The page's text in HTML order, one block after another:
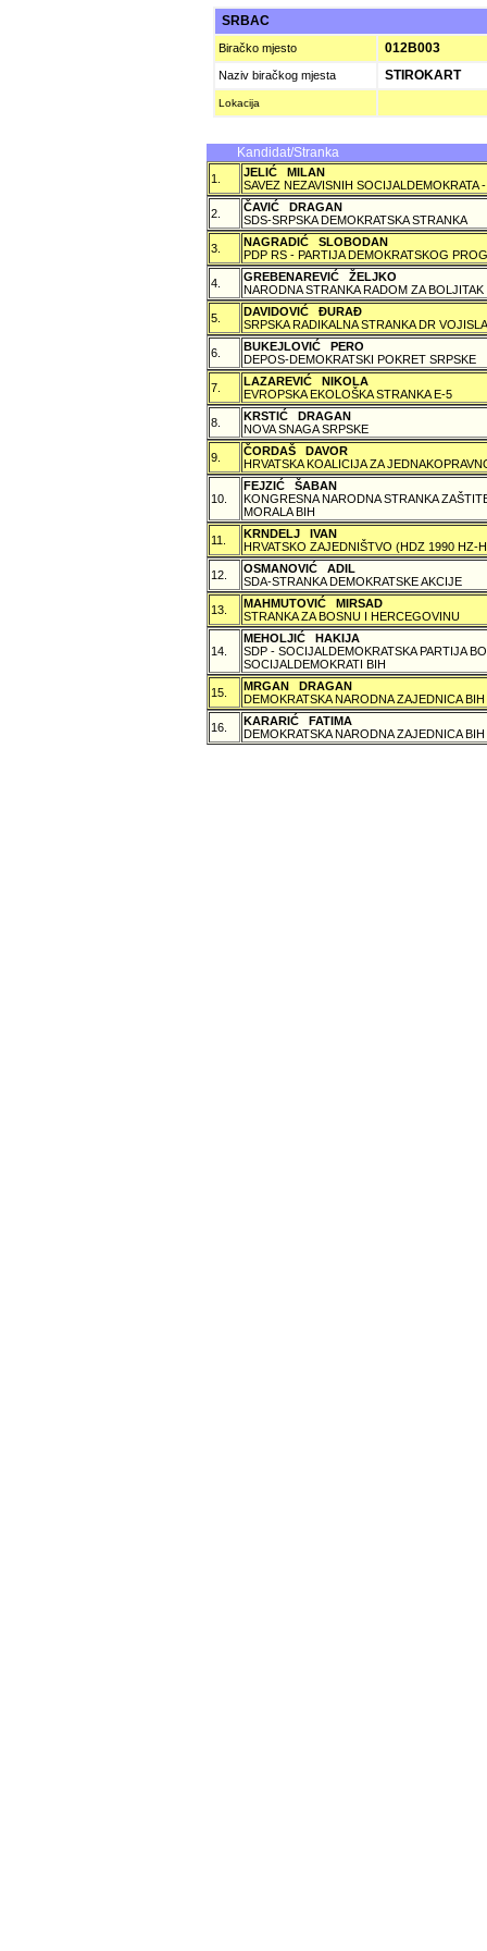
SRBAC
Biračko mjesto 012B003
Naziv biračkog mjesta STIROKART
Lokacija
Kandidat/Stranka
1.
JELIĆ MILAN
SAVEZ NEZAVISNIH SOCIJALDEMOKRATA
2.
ČAVIĆ DRAGAN
SDS-SRPSKA DEMOKRATSKA STRANKA
3.
NAGRADIĆ SLOBODAN
PDP RS - PARTIJA DEMOKRATSKOG
4.
GREBENAREVIĆ ŽELJKO
NARODNA STRANKA RADOM ZA BOLJITAK
5.
DAVIDOVIĆ ÐURAÐ
SRPSKA RADIKALNA STRANKA DR
6.
BUKEJLOVIĆ PERO
DEPOS-DEMOKRATSKI POKRET SRPSKE
7.
LAZAREVIĆ NIKOLA
EVROPSKA EKOLOŠKA STRANKA E-5
8.
KRSTIĆ DRAGAN
NOVA SNAGA SRPSKE
9.
ČORDAŠ DAVOR
HRVATSKA KOALICIJA ZA
10.
FEJZIĆ ŠABAN
KONGRESNA NARODNA STRANKA
MORALA BIH
11.
KRNDELJ IVAN
HRVATSKO ZAJEDNIŠTVO (HDZ 1990 HZ-
12.
OSMANOVIĆ ADIL
SDA-STRANKA DEMOKRATSKE AKCIJE
13.
MAHMUTOVIĆ MIRSAD
STRANKA ZA BOSNU I HERCEGOVINU
14.
MEHOLJIĆ HAKIJA
SDP - SOCIJALDEMOKRATSKA PARTIJA
SOCIJALDEMOKRATI BIH
15.
MRGAN DRAGAN
DEMOKRATSKA NARODNA ZAJEDNICA BIH
16.
KARARIĆ FATIMA
DEMOKRATSKA NARODNA ZAJEDNICA BIH